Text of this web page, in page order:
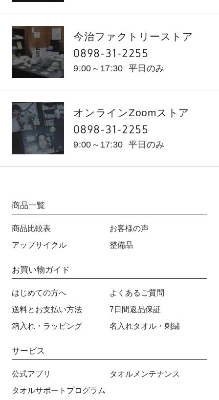
今治ファクトリーストア
0898-31-2255
9:00～17:30 平日のみ
オンラインZoomストア
0898-31-2255
9:00～17:30 平日のみ
商品一覧
商品比較表 お客様の声
アップサイクル 整備品
お買い物ガイド
はじめての方へ よくあるご質問
送料とお支払い方法 7日間返品保証
箱入れ・ラッピング 名入れタオル・刺繍
サービス
公式アプリ タオルメンテナンス
タオルサポートプログラム